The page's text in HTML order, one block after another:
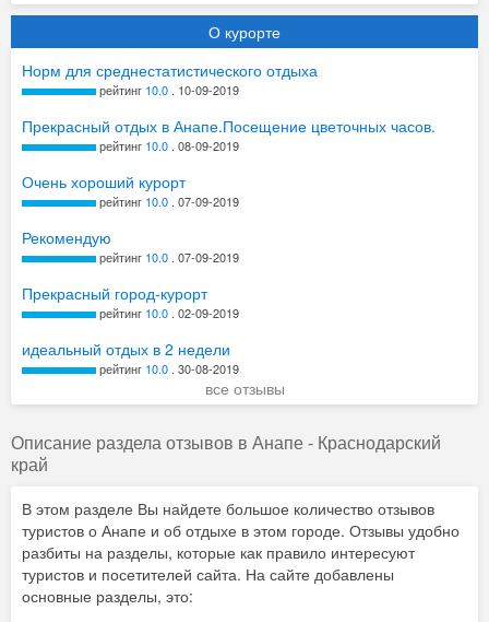
О курорте
Норм для среднестатистического отдыха
рейтинг 10.0. 10-09-2019
Прекрасный отдых в Анапе.Посещение цветочных часов.
рейтинг 10.0. 08-09-2019
Очень хороший курорт
рейтинг 10.0. 07-09-2019
Рекомендую
рейтинг 10.0. 07-09-2019
Прекрасный город-курорт
рейтинг 10.0. 02-09-2019
идеальный отдых в 2 недели
рейтинг 10.0. 30-08-2019
все отзывы
Описание раздела отзывов в Анапе - Краснодарский
край
В этом разделе Вы найдете большое количество отзывов
туристов о Анапе и об отдыхе в этом городе. Отзывы удобно
разбиты на разделы, которые как правило интересуют
туристов и посетителей сайта. На сайте добавлены
основные разделы, это: